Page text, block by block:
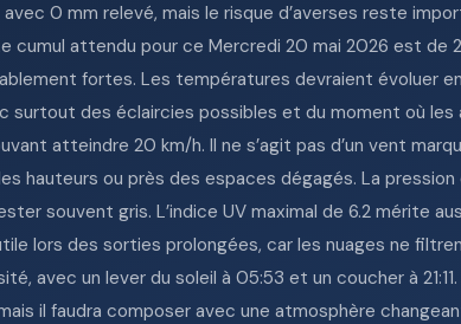
0 mm relevé, mais le risque d’averses reste
cumul attendu pour ce Mercredi 20 mai 2026 est de
fortes. Les températures devraient évoluer
surtout des éclaircies possibles et du moment où
atteindre 20 km/h. Il ne s’agit pas d’un vent
hauteurs ou près des espaces dégagés. La
souvent gris. L’indice UV maximal de 6.2 mérite
lors des sorties prolongées, car les nuages ne
avec un lever du soleil à 05:53 et un coucher à
il faudra composer avec une atmosphère